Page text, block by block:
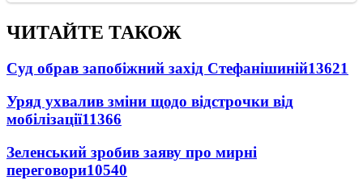
ЧИТАЙТЕ ТАКОЖ
Суд обрав запобіжний захід Стефанішиній13621
Уряд ухвалив зміни щодо відстрочки від
мобілізації11366
Зеленський зробив заяву про мирні
переговори10540